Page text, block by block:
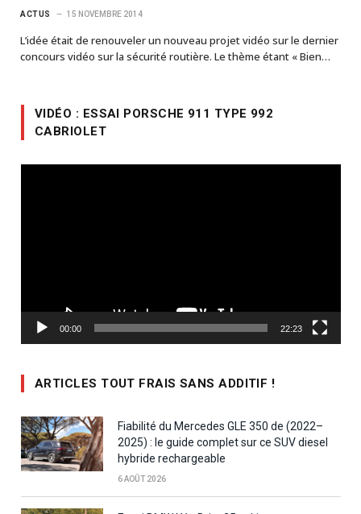
ACTUS 15 NOVEMBRE 2014
L’idée était de renouveler un nouveau projet vidéo sur le dernier
concours vidéo sur la sécurité routière. Le thème étant « Bien…
VIDÉO : ESSAI PORSCHE 911 TYPE 992
CABRIOLET
00:00 22:23
ARTICLES TOUT FRAIS SANS ADDITIF !
Fiabilité du Mercedes GLE 350 de (2022–
2025) : le guide complet sur ce SUV diesel
hybride rechargeable
6 AOÛT 2026